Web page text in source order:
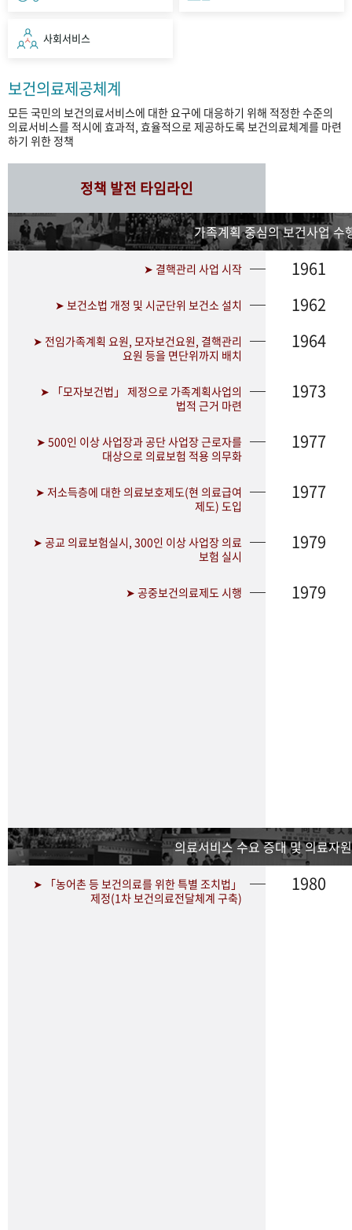
사회서비스
보건의료제공체계
모든 국민의 보건의료서비스에 대한 요구에 대응하기 위해 적정한 수준의
의료서비스를 적시에 효과적, 효율적으로 제공하도록 보건의료체계를 마련
하기 위한 정책
정책 발전 타임라인
가족계획 중심의 보건사업 수
➤ 결핵관리 사업 시작 1961
➤ 보건소법 개정 및 시군단위 보건소 설치 1962
➤ 전임가족계획 요원, 모자보건요원, 결핵관리
요원 등을 면단위까지 배치
1964
➤ 「모자보건법」 제정으로 가족계획사업의
법적 근거 마련
1973
➤ 500인 이상 사업장과 공단 사업장 근로자를
대상으로 의료보험 적용 의무화
1977
➤ 저소득층에 대한 의료보호제도(현 의료급여
제도) 도입
1977
➤ 공교 의료보험실시, 300인 이상 사업장 의료
보험 실시
1979
➤ 공중보건의료제도 시행 1979
의료서비스 수요 증대 및 의료자
➤ 「농어촌 등 보건의료를 위한 특별 조치법」
제정(1차 보건의료전달체계 구축)
1980